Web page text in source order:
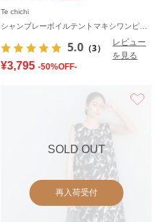
Te chichi
5.0 （3）
レビュー
を見る
¥3,795 -50%OFF-
SOLD OUT
再入荷受付